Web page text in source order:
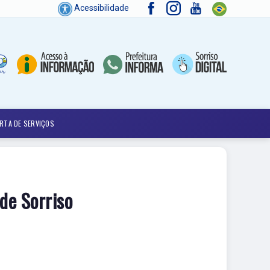
Acessibilidade
DE SERVIÇOS
Sorriso